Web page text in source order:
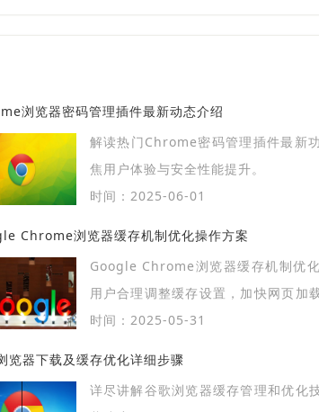
浏览器密码管理插件最新动态介绍
解读热门Chrome密码管理插件最新
焦用户体验与安全性能提升。
时间：2025-06-01
Chrome浏览器缓存机制优化操作方案
Google Chrome浏览器缓存机制优
用户合理调整缓存设置，加快网页加
度。
时间：2025-05-31
览器下载及缓存优化详细步骤
详尽讲解谷歌浏览器缓存管理和优化